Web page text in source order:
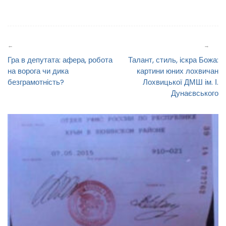
Гра в депутата: афера, робота
на ворога чи дика
безграмотність?
Талант, стиль, іскра Божа:
картини юних лохвичан
Лохвицької ДМШ ім. І.
Дунаєвського